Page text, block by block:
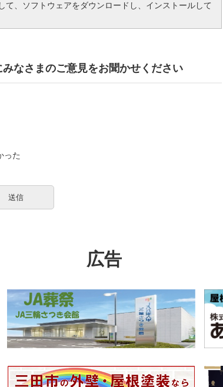
て、ソフトウェアをダウンロードし、インストールして
なさまのご意見をお聞かせください
った
広告